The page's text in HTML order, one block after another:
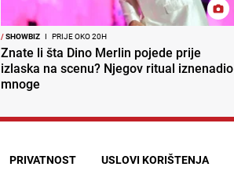
/SHOWBIZ I PRIJE OKO 20H
Znate li šta Dino Merlin pojede prije
izlaska na scenu? Njegov ritual iznenadio
mnoge
PRIVATNOST USLOVI KORIŠTENJA